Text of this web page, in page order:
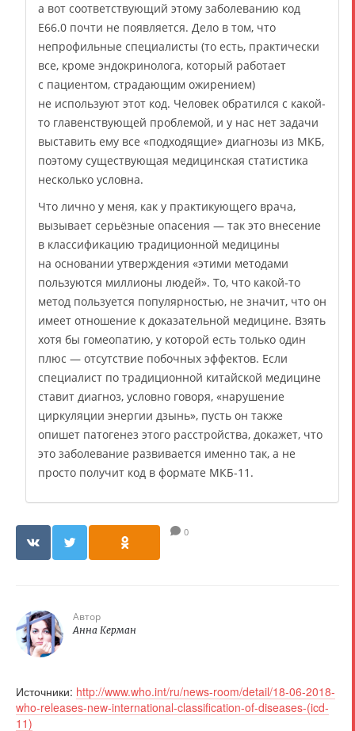
а вот соответствующий этому заболеванию код
E66.0 почти не появляется. Дело в том, что
непрофильные специалисты (то есть, практически
все, кроме эндокринолога, который работает
с пациентом, страдающим ожирением)
не используют этот код. Человек обратился с какой-
то главенствующей проблемой, и у нас нет задачи
выставить ему все «подходящие» диагнозы из МКБ,
поэтому существующая медицинская статистика
несколько условна.
Что лично у меня, как у практикующего врача,
вызывает серьёзные опасения — так это внесение
в классификацию традиционной медицины
на основании утверждения «этими методами
пользуются миллионы людей». То, что какой-то
метод пользуется популярностью, не значит, что он
имеет отношение к доказательной медицине. Взять
хотя бы гомеопатию, у которой есть только один
плюс — отсутствие побочных эффектов. Если
специалист по традиционной китайской медицине
ставит диагноз, условно говоря, «нарушение
циркуляции энергии дзынь», пусть он также
опишет патогенез этого расстройства, докажет, что
это заболевание развивается именно так, а не
просто получит код в формате МКБ-11.
0
Автор
Анна Керман
Источники: http://www.who.int/ru/news-room/detail/18-06-2018-
who-releases-new-international-classification-of-diseases-(icd-
11)